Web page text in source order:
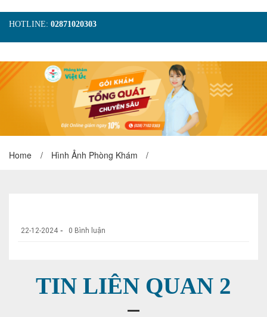
HOTLINE: 02871020303
TRANG CHỦ
GIỚI THIỆU
TIN TỨC
DỊCH VỤ
GÓI KHÁM
HÌNH ẢNH
LIÊN HỆ
ĐẶT LỊCH KHÁM
Home / Hình Ảnh Phòng Khám /
22-12-2024 - 0 Bình luận
TIN LIÊN QUAN 2